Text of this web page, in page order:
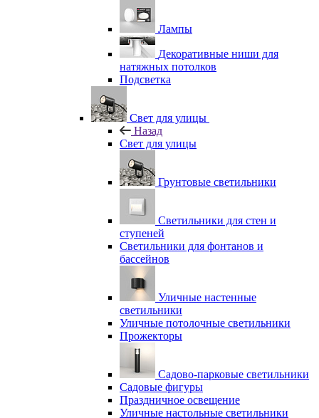
Лампы
Декоративные ниши для
натяжных потолков
Подсветка
Свет для улицы
Назад
Свет для улицы
Грунтовые светильники
Светильники для стен и
ступеней
Светильники для фонтанов и
бассейнов
Уличные настенные
светильники
Уличные потолочные светильники
Прожекторы
Садово-парковые светильники
Садовые фигуры
Праздничное освещение
Уличные настольные светильники